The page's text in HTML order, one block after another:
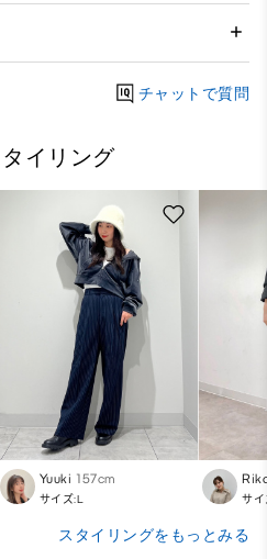
チャットで質問
イリング
Yuuki 157cm
サイズ:L サイ
スタイリングをもっとみる